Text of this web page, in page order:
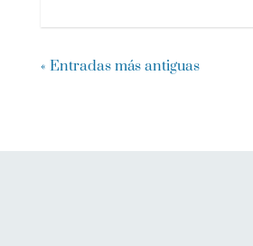
« Entradas más antiguas